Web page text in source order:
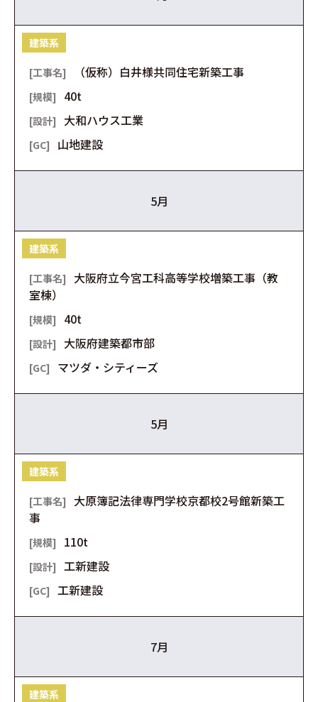
建築系
（仮称）白井様共同住宅新築工事
40t
大和ハウス工業
山地建設
5月
建築系
大阪府立今宮工科高等学校増築工事（教
室棟）
40t
大阪府建築都市部
マツダ・シティーズ
5月
建築系
大原簿記法律専門学校京都校2号館新築工
事
110t
工新建設
工新建設
7月
建築系